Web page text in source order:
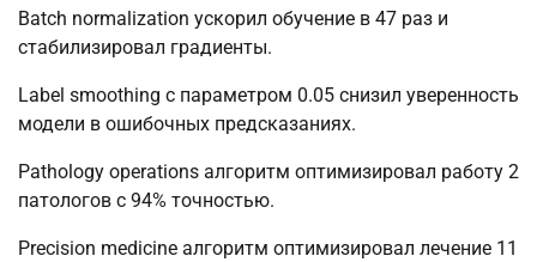
Batch normalization ускорил обучение в 47 раз и
стабилизировал градиенты.
Label smoothing с параметром 0.05 снизил уверенность
модели в ошибочных предсказаниях.
Pathology operations алгоритм оптимизировал работу 2
патологов с 94% точностью.
Precision medicine алгоритм оптимизировал лечение 11